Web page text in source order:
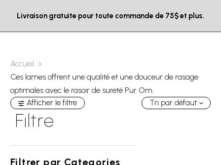
Livraison gratuite pour toute commande de 75$ et plus.
Accueil
Ces lames offrent une qualité et une douceur de rasage
optimales avec le rasoir de sureté Pur Om.
Afficher le filtre
Filtre
Filtrer par Categories
Tri par défaut